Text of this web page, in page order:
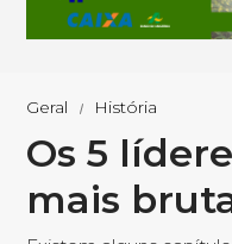
Geral História
Os 5
mais